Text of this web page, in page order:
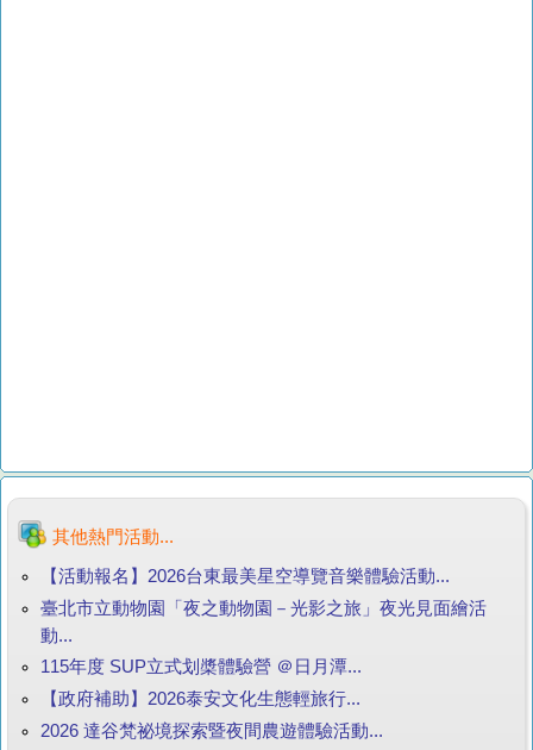
其他熱門活動...
【活動報名】2026台東最美星空導覽音樂體驗活動...
臺北市立動物園「夜之動物園－光影之旅」夜光見面繪活
動...
115年度 SUP立式划槳體驗營 ＠日月潭...
【政府補助】2026泰安文化生態輕旅行...
2026 達谷梵祕境探索暨夜間農遊體驗活動...